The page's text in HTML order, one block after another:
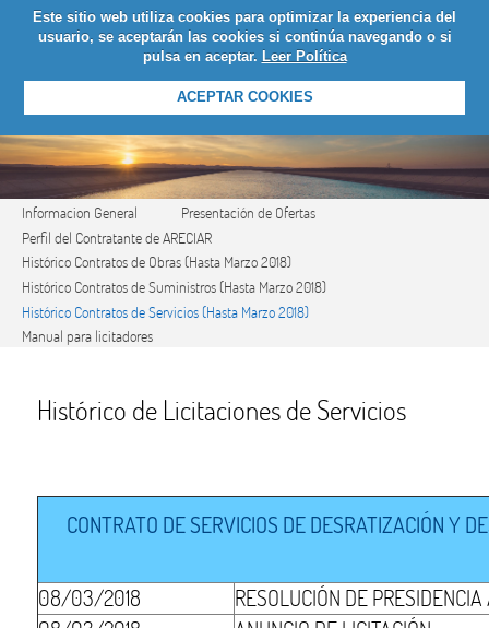
Este sitio web utiliza cookies para optimizar la experiencia del
usuario, se aceptarán las cookies si continúa navegando o si
pulsa en aceptar. Leer Política
ACEPTAR COOKIES
LOGIN
Informacion General
Presentación de Ofertas
Perfil del Contratante de ARECIAR
Histórico Contratos de Obras (Hasta Marzo 2018)
Histórico Contratos de Suministros (Hasta Marzo 2018)
Histórico Contratos de Servicios (Hasta Marzo 2018)
Manual para licitadores
Histórico de Licitaciones de Servicios
CONTRATO DE SERVICIOS DE DESRATIZACIÓN Y
08/03/2018
RESOLUCIÓN DE